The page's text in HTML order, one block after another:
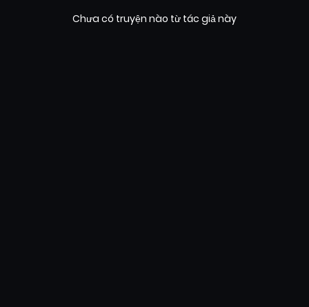
Chưa có truyện nào từ tác giả này